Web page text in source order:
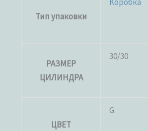
Тип упаковки
РАЗМЕР
ЦИЛИНДРА
30/30
ЦВЕТ
G